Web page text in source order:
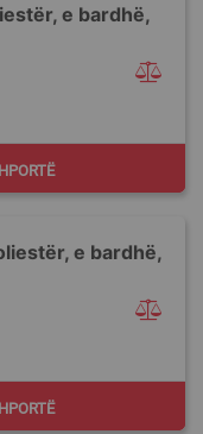
e bardhë,
e bardhë,